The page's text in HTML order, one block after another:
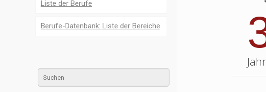
Liste der Berufe
Berufe-Datenbank: Liste der Bereiche